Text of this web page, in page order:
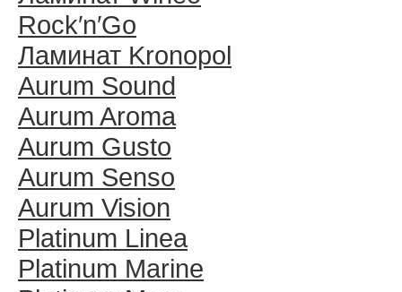
Rock′n′Go
Ламинат Kronopol
Aurum Sound
Aurum Aroma
Aurum Gusto
Aurum Senso
Aurum Vision
Platinum Linea
Platinum Marine